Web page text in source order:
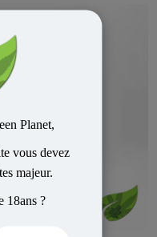
Planet,
vous devez
majeur.
18ans ?